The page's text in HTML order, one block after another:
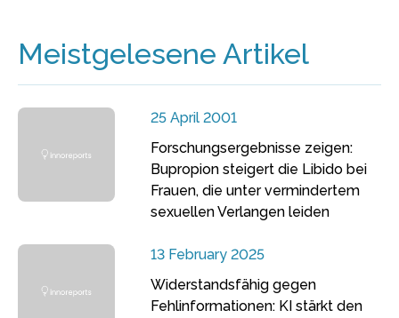
Meistgelesene Artikel
25 April 2001
Forschungsergebnisse zeigen:
Bupropion steigert die Libido bei
Frauen, die unter vermindertem
sexuellen Verlangen leiden
13 February 2025
Widerstandsfähig gegen
Fehlinformationen: KI stärkt den